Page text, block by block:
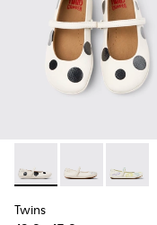
Twins - K800486-
Twins -Twins
Twins